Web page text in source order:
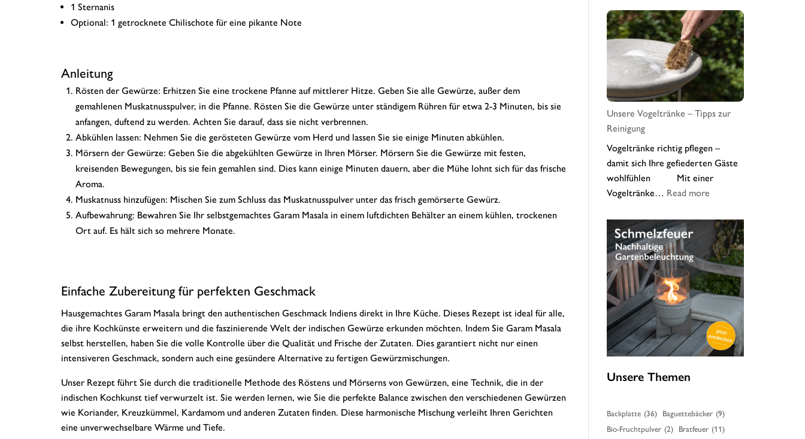
1 Sternanis
Optional: 1 getrocknete Chilischote für eine pikante Note
Anleitung
Rösten der Gewürze: Erhitzen Sie eine trockene Pfanne auf mittlerer Hitze. Geben Sie alle Gewürze, außer dem
gemahlenen Muskatnusspulver, in die Pfanne. Rösten Sie die Gewürze unter ständigem Rühren für etwa 2-3 Minuten, bis sie
anfangen, duftend zu werden. Achten Sie darauf, dass sie nicht verbrennen.
Abkühlen lassen: Nehmen Sie die gerösteten Gewürze vom Herd und lassen Sie sie einige Minuten abkühlen.
Mörsern der Gewürze: Geben Sie die abgekühlten Gewürze in Ihren Mörser. Mörsern Sie die Gewürze mit festen,
kreisenden Bewegungen, bis sie fein gemahlen sind. Dies kann einige Minuten dauern, aber die Mühe lohnt sich für das frische
Aroma.
Muskatnuss hinzufügen: Mischen Sie zum Schluss das Muskatnusspulver unter das frisch gemörserte Gewürz.
Aufbewahrung: Bewahren Sie Ihr selbstgemachtes Garam Masala in einem luftdichten Behälter an einem kühlen, trockenen
Ort auf. Es hält sich so mehrere Monate.
Einfache Zubereitung für perfekten Geschmack
Hausgemachtes Garam Masala bringt den authentischen Geschmack Indiens direkt in Ihre Küche. Dieses Rezept ist ideal für alle,
die ihre Kochkünste erweitern und die faszinierende Welt der indischen Gewürze erkunden möchten. Indem Sie Garam Masala
selbst herstellen, haben Sie die volle Kontrolle über die Qualität und Frische der Zutaten. Dies garantiert nicht nur einen
intensiveren Geschmack, sondern auch eine gesündere Alternative zu fertigen Gewürzmischungen.
Unser Rezept führt Sie durch die traditionelle Methode des Röstens und Mörserns von Gewürzen, eine Technik, die in der
indischen Kochkunst tief verwurzelt ist. Sie werden lernen, wie Sie die perfekte Balance zwischen den verschiedenen Gewürzen
wie Koriander, Kreuzkümmel, Kardamom und anderen Zutaten finden. Diese harmonische Mischung verleiht Ihren Gerichten
eine unverwechselbare Wärme und Tiefe.
Wildheidelbeer-
Joghurt-
Smoothie
mit
Fruchtpulver
Unsere Vogeltränke – Tipps zur
Reinigung
Vogeltränke richtig pflegen –
damit sich Ihre gefiederten Gäste
wohlfühlen Mit einer
Vogeltränke… Read more:
Vogeltränke
Tipps
zur
Reinigung
Unsere Themen
Backplatte (36) Baguettebäcker (9)
Bio-Fruchtpulver (2) Bratfeuer (11)